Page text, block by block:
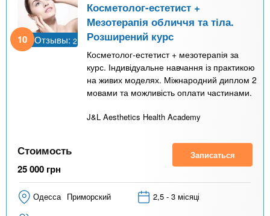
10 Отзывы: 2
Косметолог-естетист +
Мезотерапія обличчя та тіла.
Розширений курс
Косметолог-естетист + мезотерапія за
курс. Індивідуальне навчання із практикою
на живих моделях. Міжнародний диплом 2
мовами та можливість оплати частинами.
J&L Aesthetics Health Academy
Стоимость
25 000 грн
Записаться
Одесса Приморский 2,5 - 3 місяці